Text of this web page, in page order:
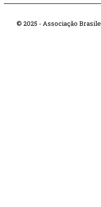
© 2025 - Associação